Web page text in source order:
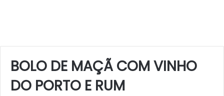
BOLO DE MAÇÃ COM VINHO
DO PORTO E RUM